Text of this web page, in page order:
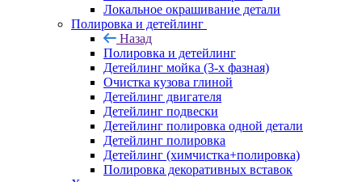
Локальное окрашивание детали
Полировка и детейлинг
Назад
Полировка и детейлинг
Детейлинг мойка (3-х фазная)
Очистка кузова глиной
Детейлинг двигателя
Детейлинг подвески
Детейлинг полировка одной детали
Детейлинг полировка
Детейлинг (химчистка+полировка)
Полировка декоративных вставок